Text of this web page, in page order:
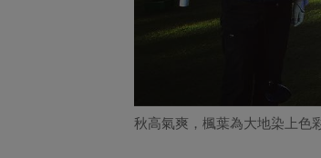
秋高氣爽，楓葉為大地染上色